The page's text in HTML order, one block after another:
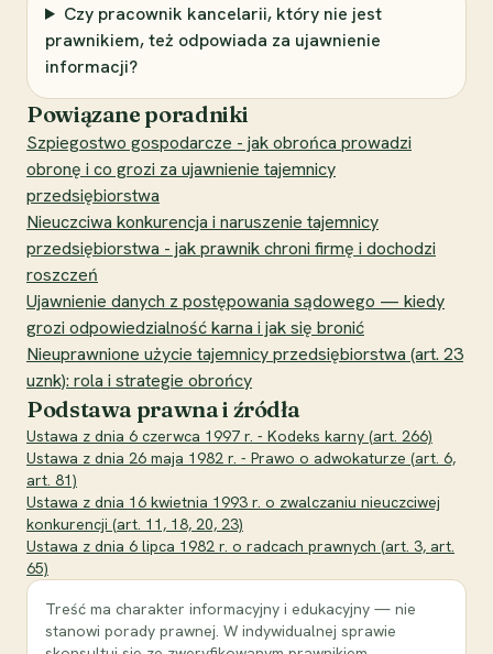
Czy pracownik kancelarii, który nie jest
prawnikiem, też odpowiada za ujawnienie
informacji?
Powiązane poradniki
Szpiegostwo gospodarcze - jak obrońca prowadzi
obronę i co grozi za ujawnienie tajemnicy
przedsiębiorstwa
Nieuczciwa konkurencja i naruszenie tajemnicy
przedsiębiorstwa - jak prawnik chroni firmę i dochodzi
roszczeń
Ujawnienie danych z postępowania sądowego — kiedy
grozi odpowiedzialność karna i jak się bronić
Nieuprawnione użycie tajemnicy przedsiębiorstwa (art. 23
uznk): rola i strategie obrońcy
Podstawa prawna i źródła
Ustawa z dnia 6 czerwca 1997 r. - Kodeks karny (art. 266)
Ustawa z dnia 26 maja 1982 r. - Prawo o adwokaturze (art. 6,
art. 81)
Ustawa z dnia 16 kwietnia 1993 r. o zwalczaniu nieuczciwej
konkurencji (art. 11, 18, 20, 23)
Ustawa z dnia 6 lipca 1982 r. o radcach prawnych (art. 3, art.
65)
Treść ma charakter informacyjny i edukacyjny — nie
stanowi porady prawnej. W indywidualnej sprawie